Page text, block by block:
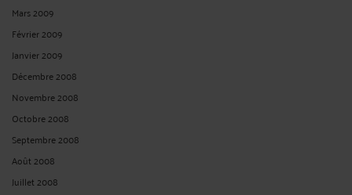
Mars 2009
Février 2009
Janvier 2009
Décembre 2008
Novembre 2008
Octobre 2008
Septembre 2008
Août 2008
Juillet 2008